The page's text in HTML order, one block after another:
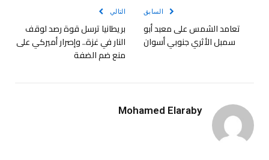
السابق
تعامد الشمس على معبد أبو
سمبل الأثري جنوبي أسوان
التالي
بريطانيا ترسل قوة رصد لوقف
النار في غزة.. وإصرار أميركي على
منع ضم الضفة
Mohamed Elaraby